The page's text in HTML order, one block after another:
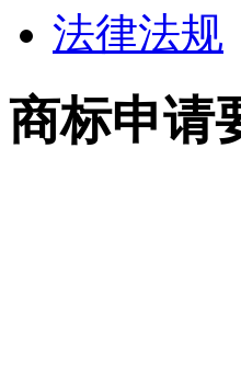
法律法规
商标申请